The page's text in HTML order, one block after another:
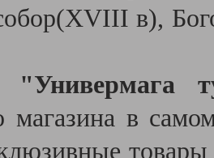
XVIII в),
"Универмага
магазина в